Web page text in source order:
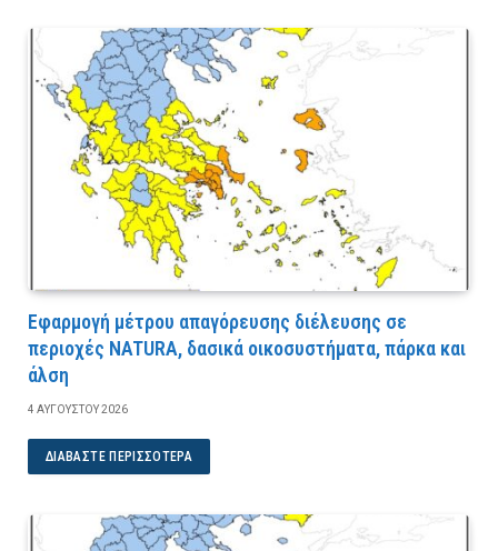
Εφαρμογή μέτρου απαγόρευσης διέλευσης σε
περιοχές NATURA, δασικά οικοσυστήματα, πάρκα και
άλση
4 ΑΥΓΟΎΣΤΟΥ 2026
ΔΙΑΒΆΣΤΕ ΠΕΡΙΣΣΌΤΕΡΑ